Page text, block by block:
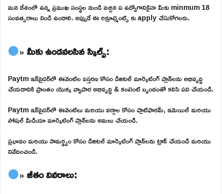
మన దేశంలో ఉన్న ప్రముఖ సంస్థల నుండి వచ్చిన ఏ ఉద్యోగానికైనా మీకు minmum 18
సంవత్సరాలు నిండి ఉండాలి. అప్పుడే ఈ రిక్రూట్మెంట్స్ కు apply చేసుకోగలరు.
» మీకు ఉండవలసిన స్కిల్స్:
Paytm ఇన్‌సైడర్‌లో ఈవెంట్‌ల విస్తరణ కోసం డిజిటల్ మార్కెటింగ్ ప్లాన్‌లను అభివృద్ధి
చేయడానికి ప్రాంతం యొక్క వ్యాపార అభివృద్ధి & కంటెంట్ బృందంతో కలిసి పని చేయండి.
Paytm ఇన్‌సైడర్‌లో ఈవెంట్‌లు మరియు వర్గాల కోసం ప్లాట్‌ఫారమ్, ఇమెయిల్ మరియు
సోషల్ మీడియా మార్కెటింగ్ ప్లాన్‌లను అమలు చేయండి.
ప్రభావం మరియు సామర్థ్యం కోసం డిజిటల్ మార్కెటింగ్ ప్లాన్‌లను ట్రాక్ చేయండి మరియు
నివేదించండి.
» జీతం వివరాలు: